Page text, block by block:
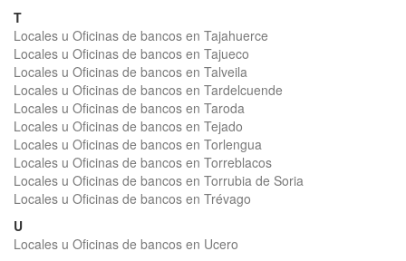
T
Locales u Oficinas de bancos en Tajahuerce
Locales u Oficinas de bancos en Tajueco
Locales u Oficinas de bancos en Talveila
Locales u Oficinas de bancos en Tardelcuende
Locales u Oficinas de bancos en Taroda
Locales u Oficinas de bancos en Tejado
Locales u Oficinas de bancos en Torlengua
Locales u Oficinas de bancos en Torreblacos
Locales u Oficinas de bancos en Torrubia de Soria
Locales u Oficinas de bancos en Trévago
U
Locales u Oficinas de bancos en Ucero